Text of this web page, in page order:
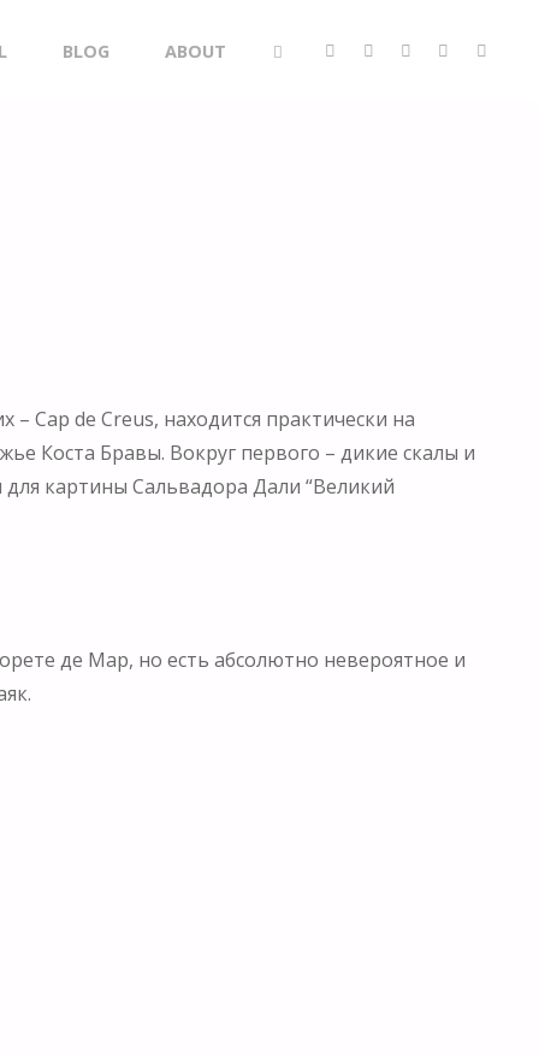
BLOG ABOUT
Cap de Creus, находится практически на
Коста Бравы. Вокруг первого – дикие скалы и
картины Сальвадора Дали “Великий
де Мар, но есть абсолютно невероятное и